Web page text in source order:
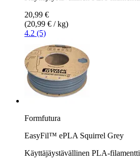
20,99 €
(20,99 € / kg)
4.2 (5)
Formfutura
EasyFil™ ePLA Squirrel Grey
Käyttäjäystävällinen PLA-filamentti